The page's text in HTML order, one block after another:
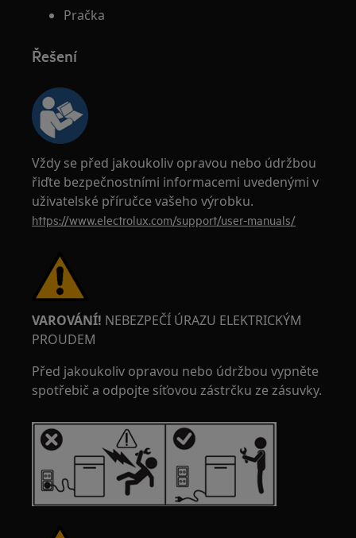
Pračka
Řešení
Vždy se před jakoukoliv opravou nebo údržbou
řiďte bezpečnostními informacemi uvedenými v
uživatelské příručce vašeho výrobku.
https://www.electrolux.com/support/user-manuals/
VAROVÁNÍ! NEBEZPEČÍ ÚRAZU ELEKTRICKÝM
PROUDEM
Před jakoukoliv opravou nebo údržbou vypněte
spotřebič a odpojte síťovou zástrčku ze zásuvky.